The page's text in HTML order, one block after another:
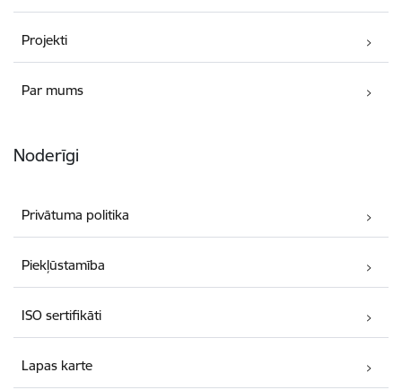
Projekti
Par mums
Noderīgi
Privātuma politika
Piekļūstamība
ISO sertifikāti
Lapas karte